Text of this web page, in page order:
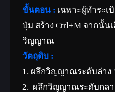
ขั้นตอน : เฉพาะผู้ทำระเ
ปุ่ม สร้าง Ctrl+M จากนั้น
วิญญาณ
วัตถุดิบ :
1. ผลึกวิญญาณระดับล่าง
2. ผลึกวิญญาณระดับกลา